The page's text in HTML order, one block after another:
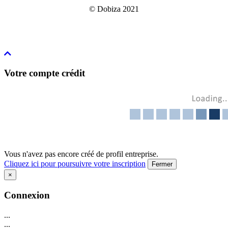
© Dobiza 2021
Votre compte crédit
Vous n'avez pas encore créé de profil entreprise.
Cliquez ici pour poursuivre votre inscription
Fermer
×
Connexion
...
...